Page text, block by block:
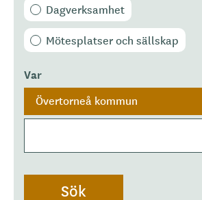
Dagverksamhet
Mötesplatser och sällskap
Var
Övertorneå kommun